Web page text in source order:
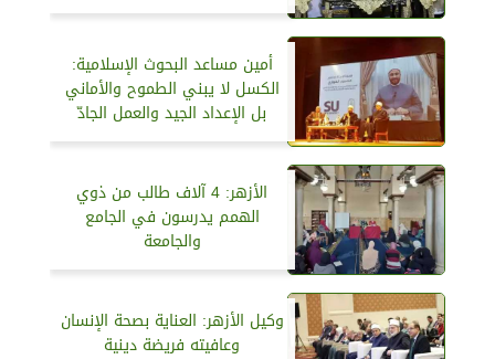
أمين مساعد البحوث الإسلامية:
الكسل لا يبني الطموح والأماني
بل الإعداد الجيد والعمل الجادّ
الأزهر: 4 آلاف طالب من ذوي
الهمم يدرسون في الجامع
والجامعة
وكيل الأزهر: العناية بصحة الإنسان
وعافيته فريضة دينية